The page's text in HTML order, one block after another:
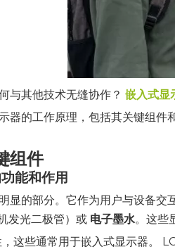
与其他技术无缝协作？ 嵌入式显
器的工作原理，包括其关键组
组件
能和作用
显的部分。它作为用户与设备
机发光二极管）或 电子墨水。这些
，这些通常用于嵌入式显示器。